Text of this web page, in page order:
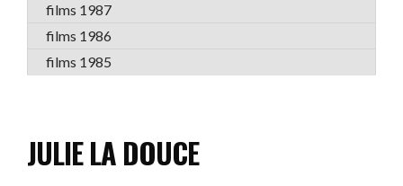
films 1987
films 1986
films 1985
JULIE LA DOUCE